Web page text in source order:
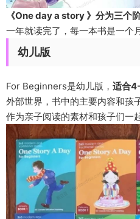
《One day a story 》分为三个
一年就读完了，每一本书是一个
幼儿版
For Beginners是幼儿版， 适合
外部世界，书中的主要内容和孩
作为亲子阅读的素材和孩子们一